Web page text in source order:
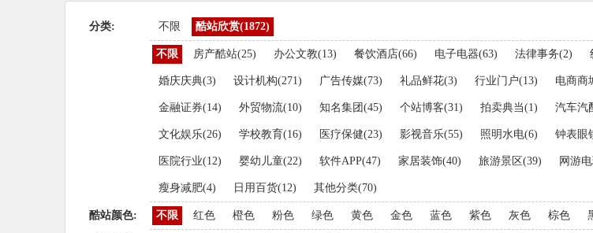
分类: 不限 酷站欣赏(1872)
不限 房产酷站(25) 办公文教(13) 餐饮酒店(66) 电子电器(63) 法律事务(2)
婚庆庆典(3) 设计机构(271) 广告传媒(73) 礼品鲜花(3) 行业门户(13) 电商商
金融证券(14) 外贸物流(10) 知名集团(45) 个站博客(31) 拍卖典当(1) 汽车汽
文化娱乐(26) 学校教育(16) 医疗保健(23) 影视音乐(55) 照明水电(6) 钟表眼
医院行业(12) 婴幼儿童(22) 软件APP(47) 家居装饰(40) 旅游景区(39) 网游
瘦身减肥(4) 日用百货(12) 其他分类(70)
酷站颜色: 不限 红色 橙色 粉色 绿色 黄色 金色 蓝色 紫色 灰色 棕色